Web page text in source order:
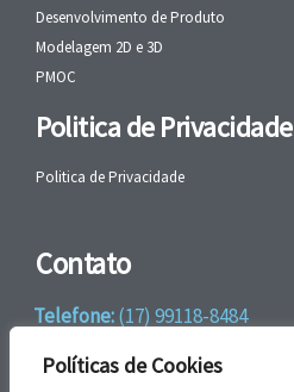
Políticas de Cookies
Desenvolvimento de Produto
Modelagem 2D e 3D
PMOC
Politica de Privacidade
Politica de Privacidade
Contato
Telefone:(17) 99118-8484
WhatsApp:+55 (17) 99118-8484